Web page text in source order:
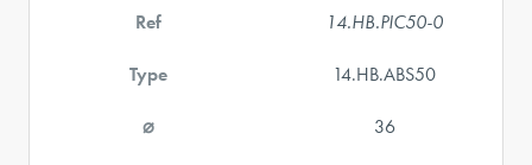
Ref 14.HB.PIC50-0
Type 14.HB.ABS50
⌀ 36